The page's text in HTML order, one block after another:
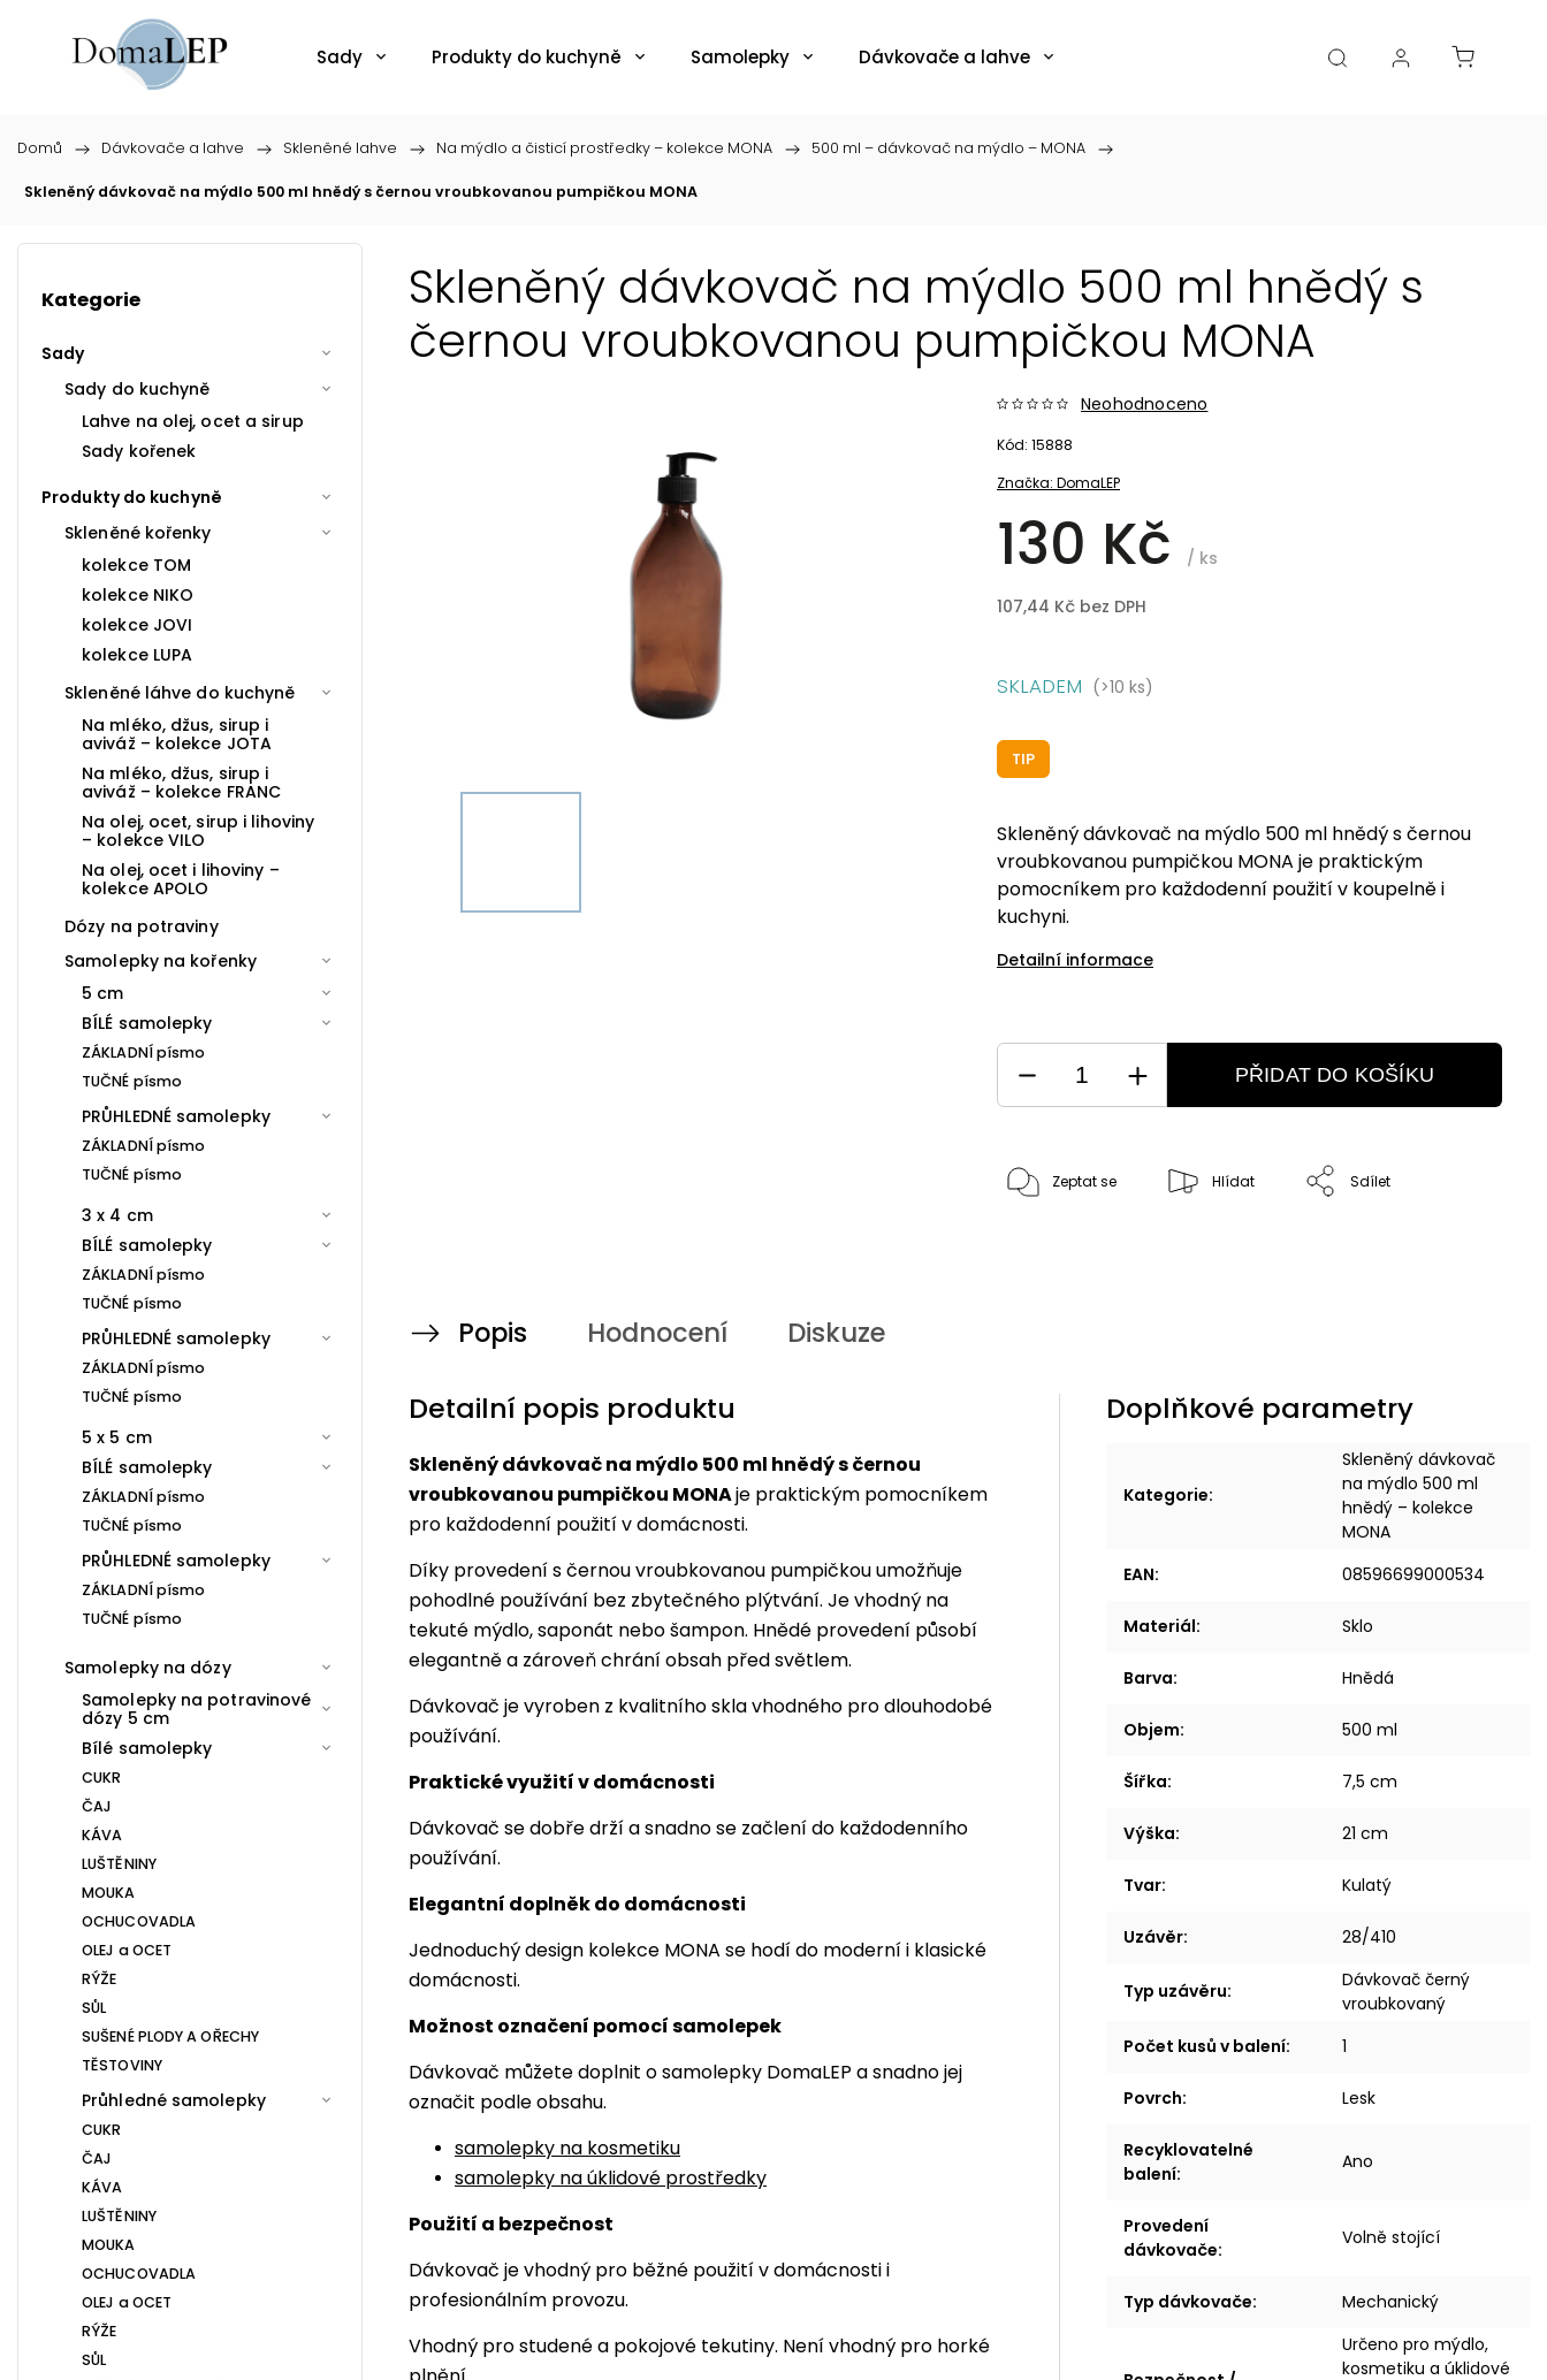
Sady Produkty do kuchyně Samolepky Dávkovače a lahve Boxy, dózy, kořenky, skleničky Akce
Domů / Dávkovače a lahve / Skleněné lahve / Na mýdlo a čisticí prostředky – kolekce MONA / 500 ml – dávkovač na mýdlo – MONA /
Skleněný dávkovač na mýdlo 500 ml hnědý s černou vroubkovanou pumpičkou MONA
Kategorie
Sady
Sady do kuchyně
Lahve na olej, ocet a sirup
Sady kořenek
Produkty do kuchyně
Skleněné kořenky
kolekce TOM
kolekce NIKO
kolekce JOVI
kolekce LUPA
Skleněné láhve do kuchyně
Na mléko, džus, sirup i
aviváž – kolekce JOTA
Na mléko, džus, sirup i
aviváž – kolekce FRANC
Na olej, ocet, sirup i lihoviny
– kolekce VILO
Na olej, ocet i lihoviny –
kolekce APOLO
Dózy na potraviny
Samolepky na kořenky
5 cm
BÍLÉ samolepky
ZÁKLADNÍ písmo
TUČNÉ písmo
PRŮHLEDNÉ samolepky
ZÁKLADNÍ písmo
TUČNÉ písmo
3 x 4 cm
BÍLÉ samolepky
ZÁKLADNÍ písmo
TUČNÉ písmo
PRŮHLEDNÉ samolepky
ZÁKLADNÍ písmo
TUČNÉ písmo
5 x 5 cm
BÍLÉ samolepky
ZÁKLADNÍ písmo
TUČNÉ písmo
PRŮHLEDNÉ samolepky
ZÁKLADNÍ písmo
TUČNÉ písmo
Samolepky na dózy
Samolepky na potravinové
dózy 5 cm
Bílé samolepky
CUKR
ČAJ
KÁVA
LUŠTĚNINY
MOUKA
OCHUCOVADLA
OLEJ a OCET
RÝŽE
SŮL
SUŠENÉ PLODY A OŘECHY
TĚSTOVINY
Průhledné samolepky
CUKR
ČAJ
KÁVA
LUŠTĚNINY
MOUKA
OCHUCOVADLA
OLEJ a OCET
RÝŽE
SŮL
Skleněný dávkovač na mýdlo 500 ml hnědý s
černou vroubkovanou pumpičkou MONA
Značka: DomaLEP
Neohodnoceno
130 Kč / ks
107,44 Kč bez DPH
Kód: 15888
TIP
Skleněný dávkovač na mýdlo 500 ml hnědý s černou
vroubkovanou pumpičkou MONA je praktickým
pomocníkem pro každodenní použití v koupelně i
kuchyni.
Detailní informace
SKLADEM (>10 ks)
PŘIDAT DO KOŠÍKU
Zeptat se Hlídat Sdílet
Popis Hodnocení Diskuze
Detailní popis produktu
Skleněný dávkovač na mýdlo 500 ml hnědý s černou
vroubkovanou pumpičkou MONAje praktickým pomocníkem
pro každodenní použití v domácnosti.
Díky provedení s černou vroubkovanou pumpičkou umožňuje
pohodlné používání bez zbytečného plýtvání. Je vhodný na
tekuté mýdlo, saponát nebo šampon. Hnědé provedení působí
elegantně a zároveň chrání obsah před světlem.
Dávkovač je vyroben z kvalitního skla vhodného pro dlouhodobé
používání.
Praktické využití v domácnosti
Dávkovač se dobře drží a snadno se začlení do každodenního
používání.
Elegantní doplněk do domácnosti
Jednoduchý design kolekce MONA se hodí do moderní i klasické
domácnosti.
Možnost označení pomocí samolepek
Dávkovač můžete doplnit o samolepky DomaLEP a snadno jej
označit podle obsahu.
samolepky na kosmetiku
samolepky na úklidové prostředky
Použití a bezpečnost
Dávkovač je vhodný pro běžné použití v domácnosti i
profesionálním provozu.
Vhodný pro studené a pokojové tekutiny. Není vhodný pro horké
Doplňkové parametry
Kategorie:
Skleněný dávkovač
na mýdlo 500 ml
hnědý – kolekce
MONA
EAN: 08596699000534
Materiál: Sklo
Barva: Hnědá
Objem: 500 ml
Šířka: 7,5 cm
Výška: 21 cm
Tvar: Kulatý
Uzávěr: 28/410
Typ uzávěru:
Dávkovač černý
vroubkovaný
Počet kusů v balení: 1
Povrch: Lesk
Recyklovatelné
balení:
Ano
Provedení
dávkovače:
Volně stojící
Typ dávkovače: Mechanický
Určeno pro mýdlo,
kosmetiku a úklidové